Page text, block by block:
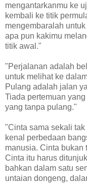
mengantarkanmu ke
kembali ke titik
mengembaralah
apa pun kakimu
titik awal."
"Perjalanan adalah
untuk melihat ke
Pulang adalah jalan
Tiada pertemuan
yang tanpa pulang."
"Cinta sama sekali tak
kenal perbedaan
manusia. Cinta bukan
Cinta itu harus
bahkan dalam satu
untaian dongeng,